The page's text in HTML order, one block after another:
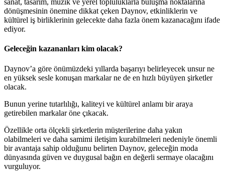
sanat, tasarım, müzik ve yerel topluluklarla buluşma noktalarına
dönüşmesinin önemine dikkat çeken Daynov, etkinliklerin ve
kültürel iş birliklerinin gelecekte daha fazla önem kazanacağını ifade
ediyor.
Geleceğin kazananları kim olacak?
Daynov’a göre önümüzdeki yıllarda başarıyı belirleyecek unsur ne
en yüksek sesle konuşan markalar ne de en hızlı büyüyen şirketler
olacak.
Bunun yerine tutarlılığı, kaliteyi ve kültürel anlamı bir araya
getirebilen markalar öne çıkacak.
Özellikle orta ölçekli şirketlerin müşterilerine daha yakın
olabilmeleri ve daha samimi iletişim kurabilmeleri nedeniyle önemli
bir avantaja sahip olduğunu belirten Daynov, geleceğin moda
dünyasında güven ve duygusal bağın en değerli sermaye olacağını
vurguluyor.